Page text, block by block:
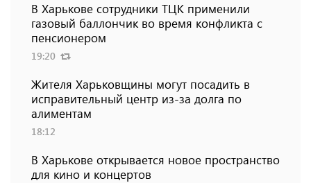
В Харькове сотрудники ТЦК применили
газовый баллончик во время конфликта с
пенсионером
19:20
Жителя Харьковщины могут посадить в
исправительный центр из-за долга по
алиментам
18:12
В Харькове открывается новое пространство
для кино и концертов